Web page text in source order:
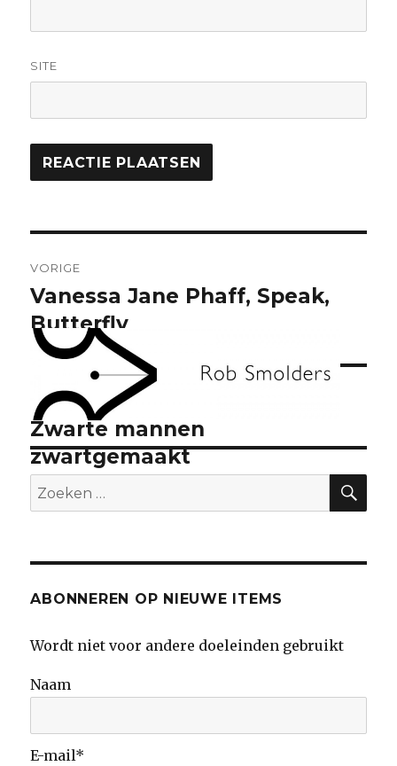
SITE
navigatie
VORIGE
Vorig
bericht:
Vanessa Jane Phaff, Speak,
Butterfly
VOLGENDE
Volgend
bericht:
Zwarte mannen
zwartgemaakt
Zoeken
naar:
ABONNEREN OP NIEUWE ITEMS
Wordt niet voor andere doeleinden gebruikt
Naam
E-mail*